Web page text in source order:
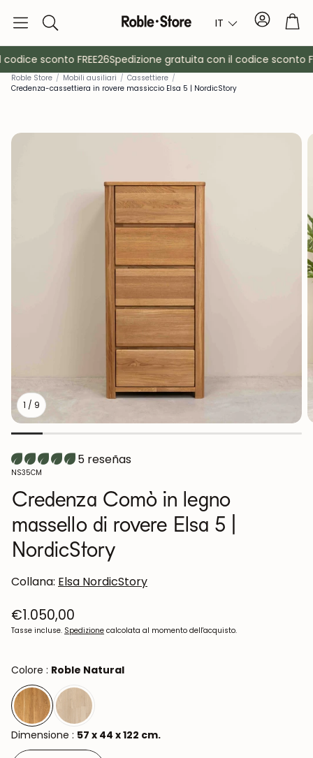
Ricerca IT Conto
Credenze Console
Armadietti
Appendiabiti
sconto FREE26Spedizione gratuita con il codice sconto
Roble Store / Mobili ausiliari / Cassettiere /
Credenza-cassettiera in rovere massiccio Elsa 5 | NordicStory
1 / 9
5 reseñas
SKU:
NS35CM
Credenza Comò in legno
massello di rovere Elsa 5 |
NordicStory
Collana: Elsa NordicStory
Prezzo
normale
€1.050,00
Tasse incluse. Spedizione calcolata al momento dell'acquisto.
Colore : Roble Natural
Dimensione : 57 x 44 x 122 cm.